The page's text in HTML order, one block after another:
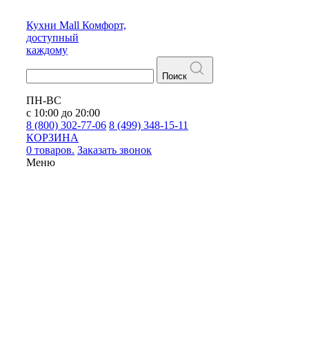
Кухни Mall Комфорт,
доступный
каждому
Поиск
ПН-ВС
с 10:00 до 20:00
8 (800) 302-77-06 8 (499) 348-15-11
КОРЗИНА
0 товаров. Заказать звонок
Меню